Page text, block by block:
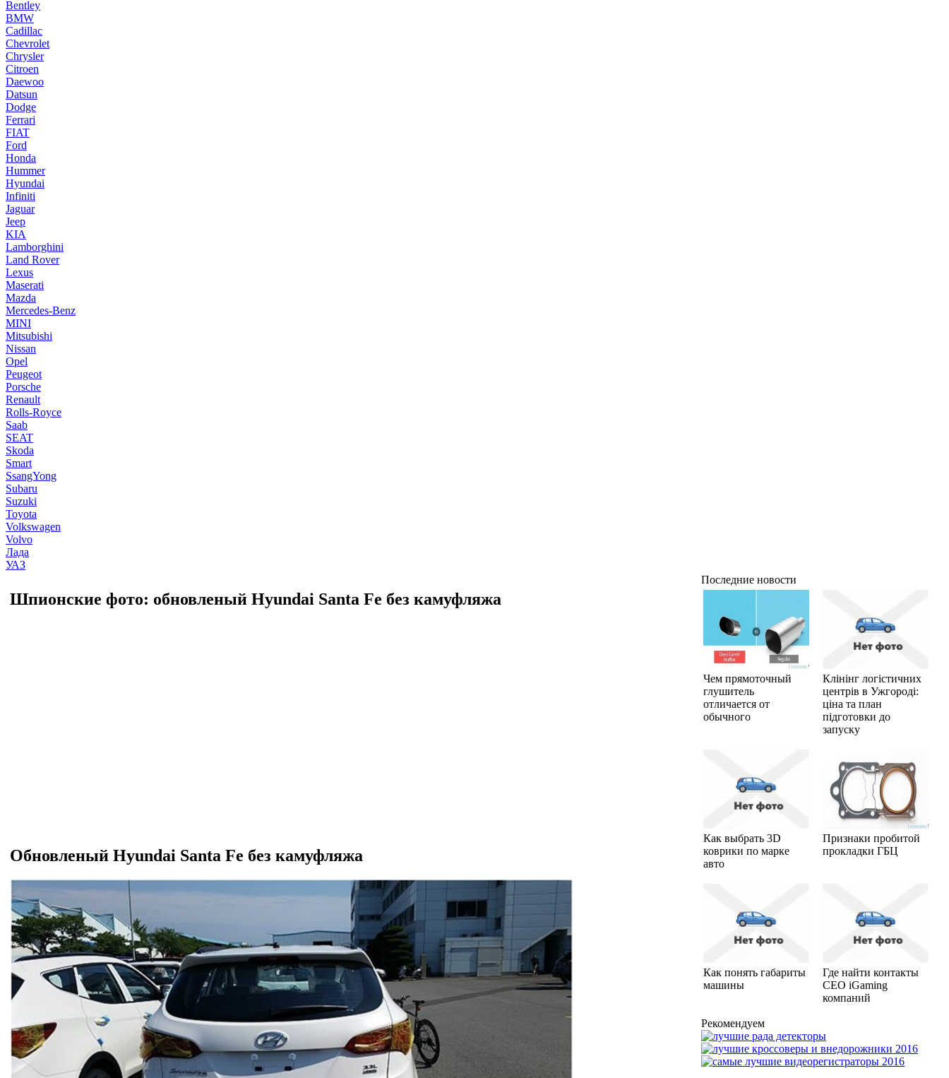
Bentley
BMW
Cadillac
Chevrolet
Chrysler
Citroen
Daewoo
Datsun
Dodge
Ferrari
FIAT
Ford
Honda
Hummer
Hyundai
Infiniti
Jaguar
Jeep
KIA
Lamborghini
Land Rover
Lexus
Maserati
Mazda
Mercedes-Benz
MINI
Mitsubishi
Nissan
Opel
Peugeot
Porsche
Renault
Rolls-Royce
Saab
SEAT
Skoda
Smart
SsangYong
Subaru
Suzuki
Toyota
Volkswagen
Volvo
Лада
УАЗ
Шпионские фото: обновленый Hyundai Santa Fe без камуфляжа
Обновленый Hyundai Santa Fe без камуфляжа
Последние новости
Чем прямоточный
глушитель
отличается от
обычного
Клінінг логістичних
центрів в Ужгороді:
ціна та план
підготовки до
запуску
Как выбрать 3D
коврики по марке
авто
Признаки пробитой
прокладки ГБЦ
Как понять габариты
машины
Где найти контакты
CEO iGaming
компаний
Рекомендуем